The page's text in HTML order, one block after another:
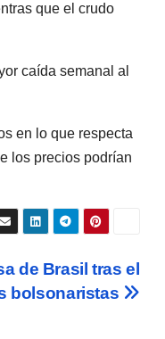
que el crudo
caída semanal al
en lo que respecta
los precios podrían
de Brasil tras el
bolsonaristas